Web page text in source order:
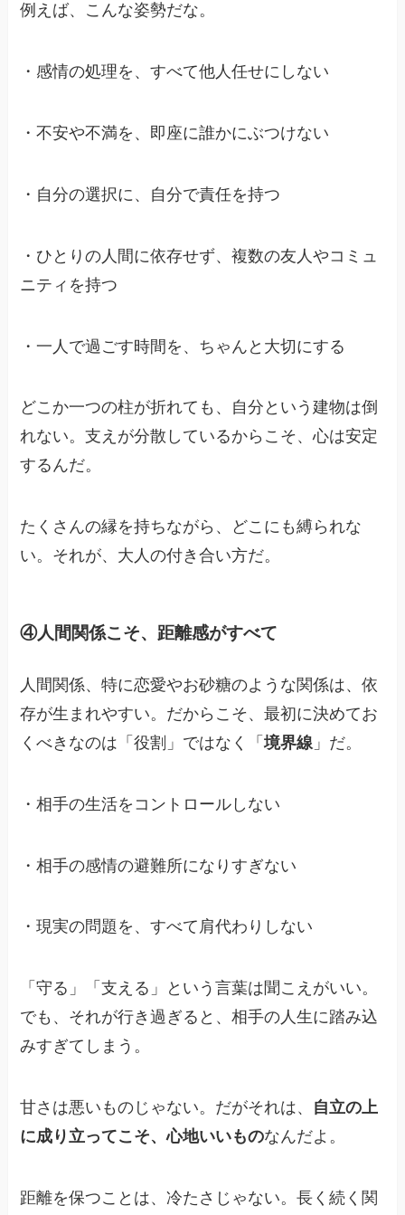
例えば、こんな姿勢だな。
・感情の処理を、すべて他人任せにしない
・不安や不満を、即座に誰かにぶつけない
・自分の選択に、自分で責任を持つ
・ひとりの人間に依存せず、複数の友人やコミュ
ニティを持つ
・一人で過ごす時間を、ちゃんと大切にする
どこか一つの柱が折れても、自分という建物は倒
れない。支えが分散しているからこそ、心は安定
するんだ。
たくさんの縁を持ちながら、どこにも縛られな
い。それが、大人の付き合い方だ。
④人間関係こそ、距離感がすべて
人間関係、特に恋愛やお砂糖のような関係は、依
存が生まれやすい。だからこそ、最初に決めてお
くべきなのは「役割」ではなく「境界線 」だ。
・相手の生活をコントロールしない
・相手の感情の避難所になりすぎない
・現実の問題を、すべて肩代わりしない
「守る」「支える」という言葉は聞こえがいい。
でも、それが行き過ぎると、相手の人生に踏み込
みすぎてしまう。
甘さは悪いものじゃない。だがそれは、 自立の上
に成り立ってこそ、心地いいものなんだよ。
距離を保つことは、冷たさじゃない。長く続く関